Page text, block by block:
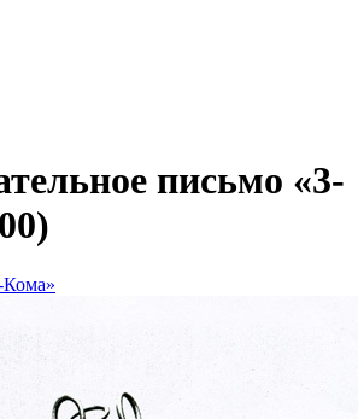
письмо «3-
Кома»